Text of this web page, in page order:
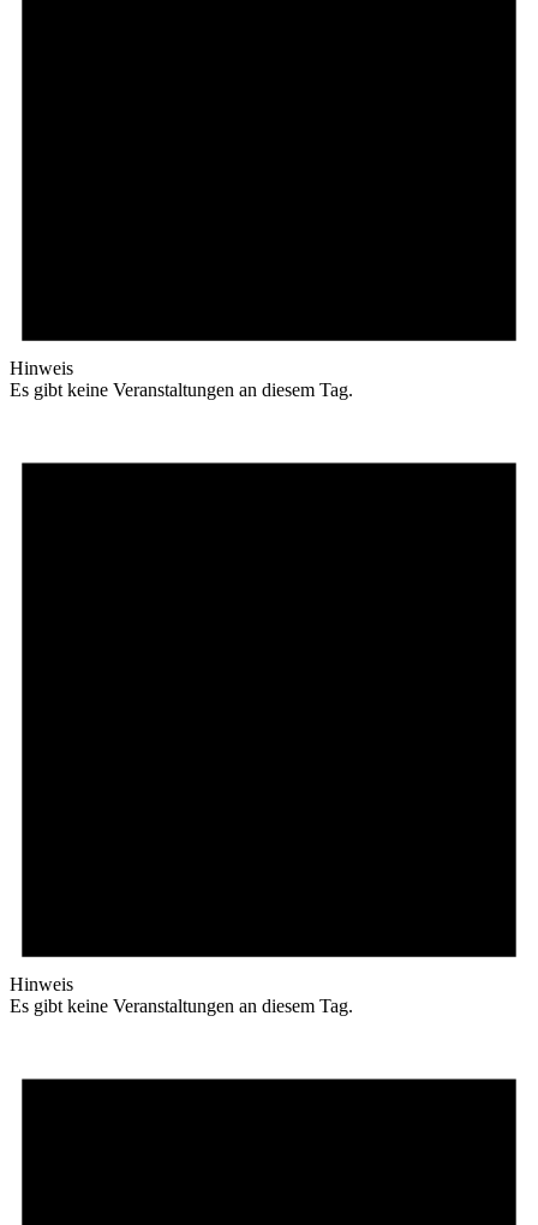
Hinweis
Es gibt keine Veranstaltungen an diesem Tag.
Hinweis
Es gibt keine Veranstaltungen an diesem Tag.